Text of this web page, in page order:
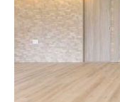
#コンクリート壁
#こだわりインテリア
#自転車収納